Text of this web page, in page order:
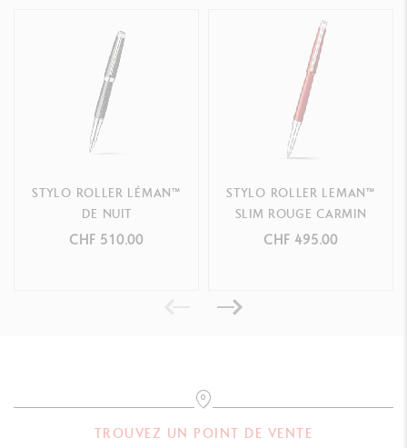
STYLO ROLLER LÉMAN™
DE NUIT
CHF 510.00
STYLO ROLLER LEMAN™
SLIM ROUGE CARMIN
CHF 495.00
TROUVEZ UN POINT DE VENTE